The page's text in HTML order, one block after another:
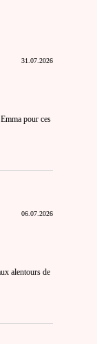
31.07.2026
pour ces
06.07.2026
alentours de